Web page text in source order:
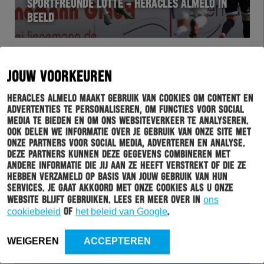
JOUW VOORKEUREN
Heracles Almelo maakt gebruik van cookies om content en
advertenties te personaliseren, om functies voor social
media te bieden en om ons websiteverkeer te analyseren.
Ook delen we informatie over je gebruik van onze site met
onze partners voor social media, adverteren en analyse.
Deze partners kunnen deze gegevens combineren met
andere informatie die jij aan ze heeft verstrekt of die ze
hebben verzameld op basis van jouw gebruik van hun
services. Je gaat akkoord met onze cookies als u onze
website blijft gebruiken. Lees er meer over in ons
cookiebeleid of het beleid van Google.
WEIGEREN ACCEPTEREN
SPORTFREUNDE LOTTE – HERACLES ALMELO IN
BEELD
WEDSTRIJD 20-07-2018
HERACLES ALMELO NIPT ONDERUIT TEGEN
SPORTFREUNDE LOTTE